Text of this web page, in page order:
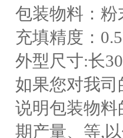
包装物料：
充填精度：
外型尺寸:长
如果您对我
说明包装物
期产量、等,